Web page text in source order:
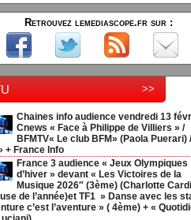
Retrouvez lemediascope.fr sur :
>>
Chaines info audience vendredi 13
Cnews « Face à Philippe de Villiers » /
BFMTV« Le club BFM» (Paola Puerari)
+ France Info
France 3 audience « Jeux Olympiques
d’hiver » devant « Les Victoires de la
Musique 2026″ (3ème) (Charlotte
de l’année)et TF1 » Danse avec les
c’est l’aventure » ( 4ème) + «